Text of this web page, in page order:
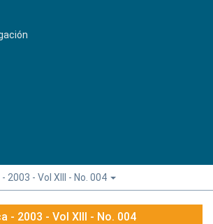
2003 - Vol XIII - No. 004
- 2003 - Vol XIII - No. 004